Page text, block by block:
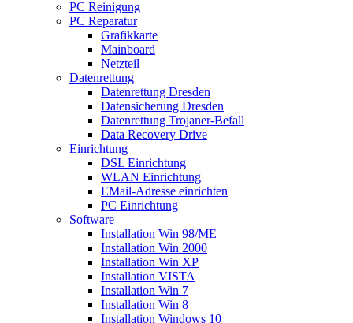
PC Reinigung
PC Reparatur
Grafikkarte
Mainboard
Netzteil
Datenrettung
Datenrettung Dresden
Datensicherung Dresden
Datenrettung Trojaner-Befall
Data Recovery Drive
Einrichtung
DSL Einrichtung
WLAN Einrichtung
EMail-Adresse einrichten
PC Einrichtung
Software
Installation Win 98/ME
Installation Win 2000
Installation Win XP
Installation VISTA
Installation Win 7
Installation Win 8
Installation Windows 10